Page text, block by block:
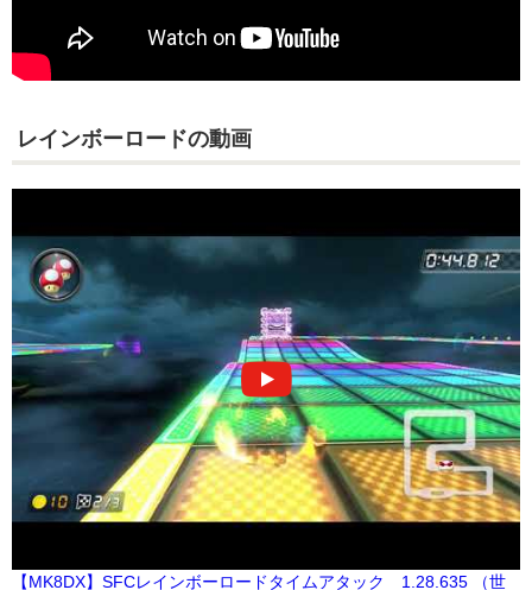
レインボーロードの動画
【MK8DX】SFCレインボーロードタイムアタック 1.28.635 （世